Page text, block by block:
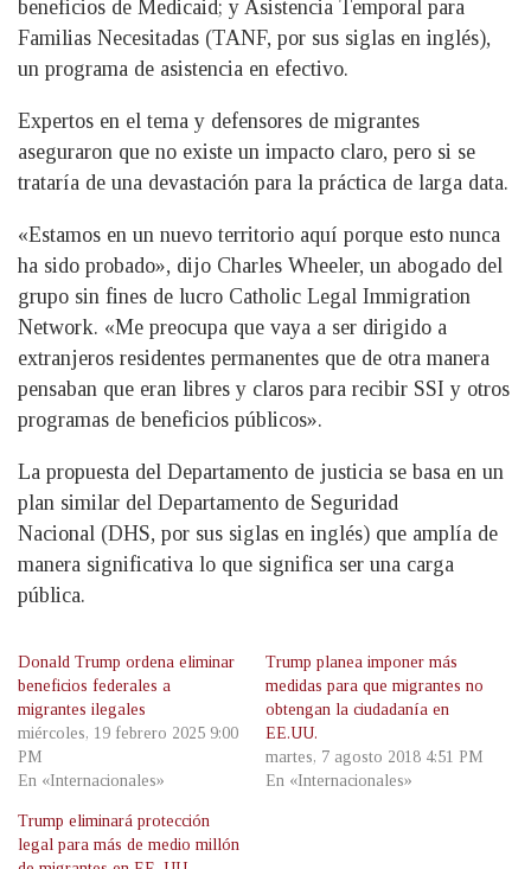
beneficios de Medicaid; y Asistencia Temporal para
Familias Necesitadas (TANF, por sus siglas en inglés),
un programa de asistencia en efectivo.
Expertos en el tema y defensores de migrantes
aseguraron que no existe un impacto claro, pero si se
trataría de una devastación para la práctica de larga data.
«Estamos en un nuevo territorio aquí porque esto nunca
ha sido probado», dijo Charles Wheeler, un abogado del
grupo sin fines de lucro Catholic Legal Immigration
Network. «Me preocupa que vaya a ser dirigido a
extranjeros residentes permanentes que de otra manera
pensaban que eran libres y claros para recibir SSI y otros
programas de beneficios públicos».
La propuesta del Departamento de justicia se basa en un
plan similar del Departamento de Seguridad
Nacional (DHS, por sus siglas en inglés) que amplía de
manera significativa lo que significa ser una carga
pública.
Donald Trump ordena eliminar
beneficios federales a
migrantes ilegales
miércoles, 19 febrero 2025 9:00
PM
En «Internacionales»
Trump planea imponer más
medidas para que migrantes no
obtengan la ciudadanía en
EE.UU.
martes, 7 agosto 2018 4:51 PM
En «Internacionales»
Trump eliminará protección
legal para más de medio millón